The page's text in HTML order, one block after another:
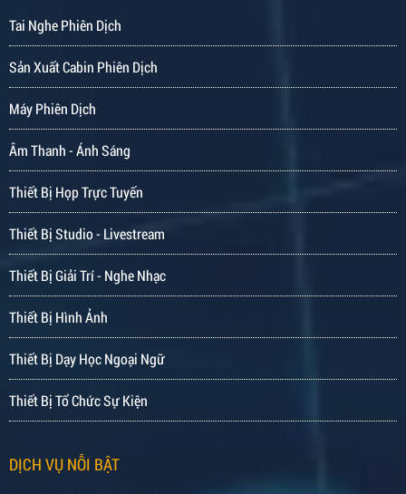
Tai Nghe Phiên Dịch
Sản Xuất Cabin Phiên Dịch
Máy Phiên Dịch
Âm Thanh - Ánh Sáng
Thiết Bị Họp Trực Tuyến
Thiết Bị Studio - Livestream
Thiết Bị Giải Trí - Nghe Nhạc
Thiết Bị Hình Ảnh
Thiết Bị Dạy Học Ngoại Ngữ
Thiết Bị Tổ Chức Sự Kiện
DỊCH VỤ NỖI BẬT